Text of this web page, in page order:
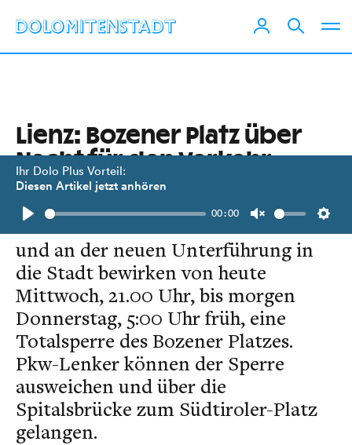
Ihr Dolo Plus Vorteil:
Diesen Artikel jetzt anhören
Play
00:00
Unmute
Lienz: Bozener Platz über
Nacht für den Verkehr
gesperrt
Die Bauarbeiten am Bahnhof Lienz
und an der neuen Unterführung in
die Stadt bewirken von heute
Mittwoch, 21.00 Uhr, bis morgen
Donnerstag, 5:00 Uhr früh, eine
Totalsperre des Bozener Platzes.
Pkw-Lenker können der Sperre
ausweichen und über die
Spitalsbrücke zum Südtiroler-Platz
gelangen.